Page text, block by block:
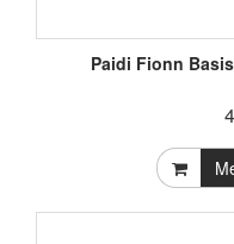
Paidi Fionn